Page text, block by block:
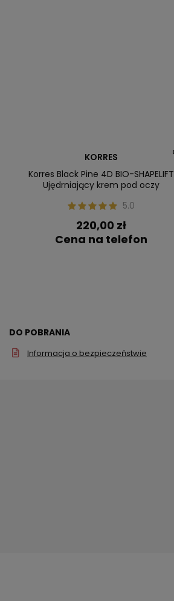
KORRES
Korres Black Pine 4D BIO-SHAPELIFT
Ujędrniający krem pod oczy
5.0
220,00 zł
Cena na telefon
DO POBRANIA
Informacja o bezpieczeństwie